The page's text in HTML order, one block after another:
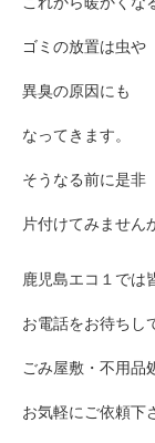
ゴミの放置は虫や
異臭の原因にも
なってきます。
そうなる前に是非
片付けてみません
鹿児島エコ１では
お電話をお待ちし
ごみ屋敷・不用品
お気軽にご依頼下